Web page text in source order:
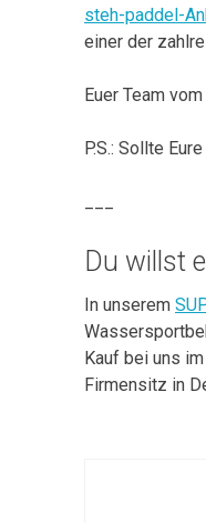
steh-paddel-
einer der
Euer Team
P.S.: Sollte
Du willst
In unserem
Kauf bei uns
Firmensitz in